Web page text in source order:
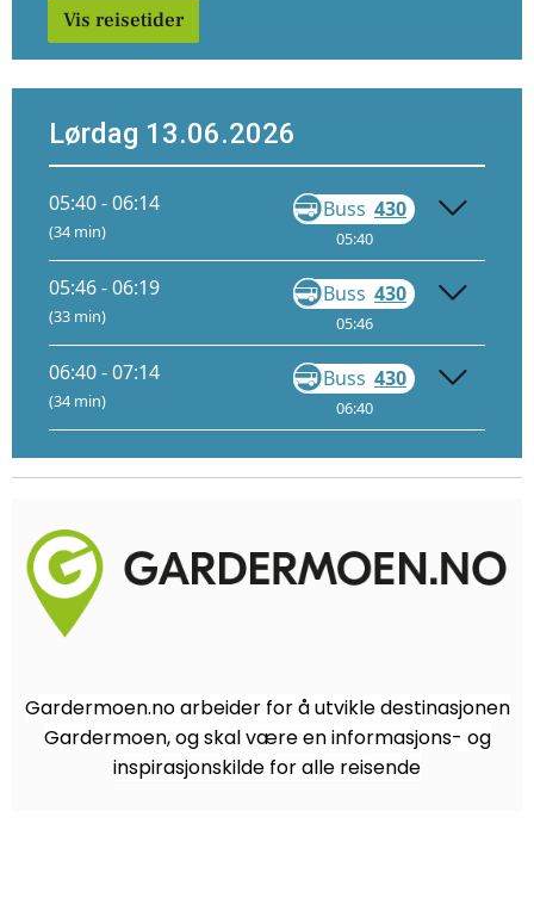
Vis reisetider
Lørdag 13.06.2026
05:40 - 06:14
(34 min)
Buss 430
05:40
05:46 - 06:19
(33 min)
Buss 430
05:46
06:40 - 07:14
(34 min)
Buss 430
06:40
Gardermoen.no arbeider for å utvikle destinasjonen
Gardermoen, og skal være en informasjons- og
inspirasjonskilde for alle reisende